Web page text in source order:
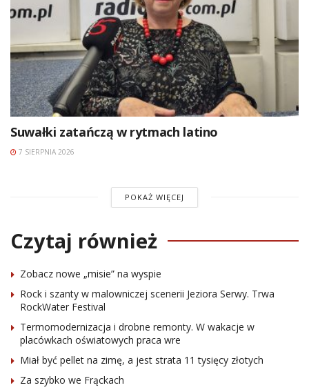
Suwałki zatańczą w rytmach latino
7 SIERPNIA 2026
POKAŻ WIĘCEJ
Czytaj również
Zobacz nowe „misie” na wyspie
Rock i szanty w malowniczej scenerii Jeziora Serwy. Trwa
RockWater Festival
Termomodernizacja i drobne remonty. W wakacje w
placówkach oświatowych praca wre
Miał być pellet na zimę, a jest strata 11 tysięcy złotych
Za szybko we Frąckach